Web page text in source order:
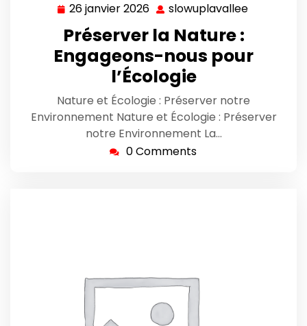
26 janvier 2026 26
janvier
2026
slowuplavallee
Préserver la Nature :
Engageons-nous pour
l’Écologie
Nature et Écologie : Préserver notre
Environnement Nature et Écologie : Préserver
notre Environnement La…
0 Comments